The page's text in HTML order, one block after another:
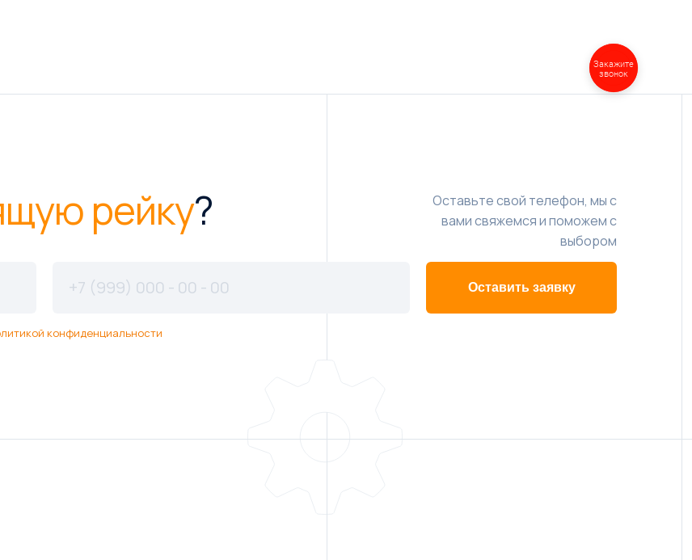
рейку?
Оставьте свой телефон, мы с
вами свяжемся и поможем с
выбором
Оставить заявку
конфиденциальности
Закажите
звонок